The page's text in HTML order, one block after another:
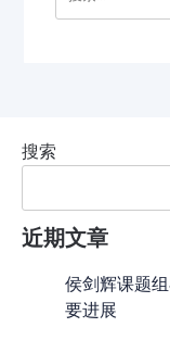
索：
搜索
近期文章
侯剑辉课题
要进展